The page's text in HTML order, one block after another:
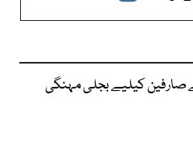
کیلیے بجلی مہنگی